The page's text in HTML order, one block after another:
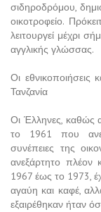
σιδηροδρόμου,
οικοτροφείο.
λειτουργεί μέχρι
αγγλικής γλώσσας.
Οι
Τανζανία
Οι Έλληνες, καθώς
το 1961 που
συνέπειες της
ανεξάρτητο πλέον
1967 έως το 1973,
αγαύη και καφέ,
εξαιρέθηκαν ήταν